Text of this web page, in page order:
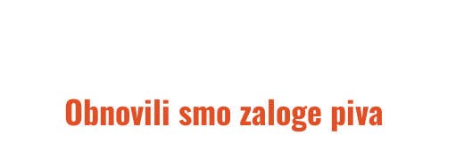
Obnovili smo zaloge piva